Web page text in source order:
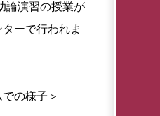
論演習の授業が
ーで行われま
の様子＞